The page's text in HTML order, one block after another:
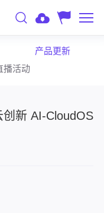
产品更新
播活动
新 AI-CloudOS